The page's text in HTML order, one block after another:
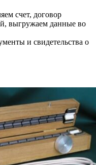
счет, договор
выгружаем данные во
и свидетельства о